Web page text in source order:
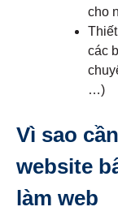
cho
các
…)
Vì sao
website
làm web